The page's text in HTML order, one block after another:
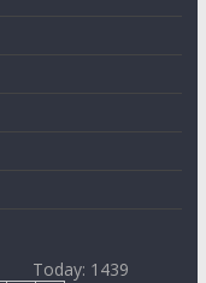
Today: 1439